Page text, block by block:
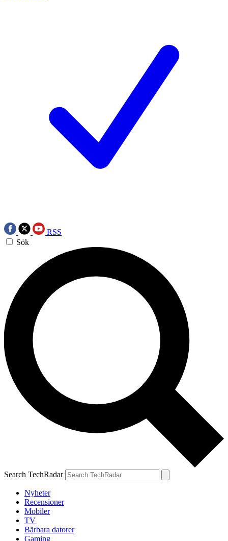
RSS
Sök
Search TechRadar
Nyheter
Recensioner
Mobiler
TV
Bärbara datorer
Gaming